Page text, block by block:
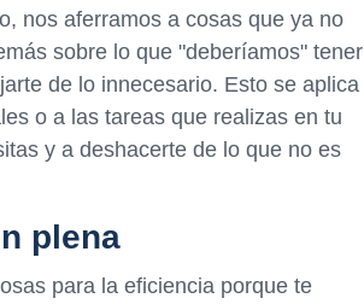
nos aferramos a cosas que ya no
sobre lo que "deberíamos" tener
de lo innecesario. Esto se aplica
o a las tareas que realizas en tu
y a deshacerte de lo que no es
plena
para la eficiencia porque te